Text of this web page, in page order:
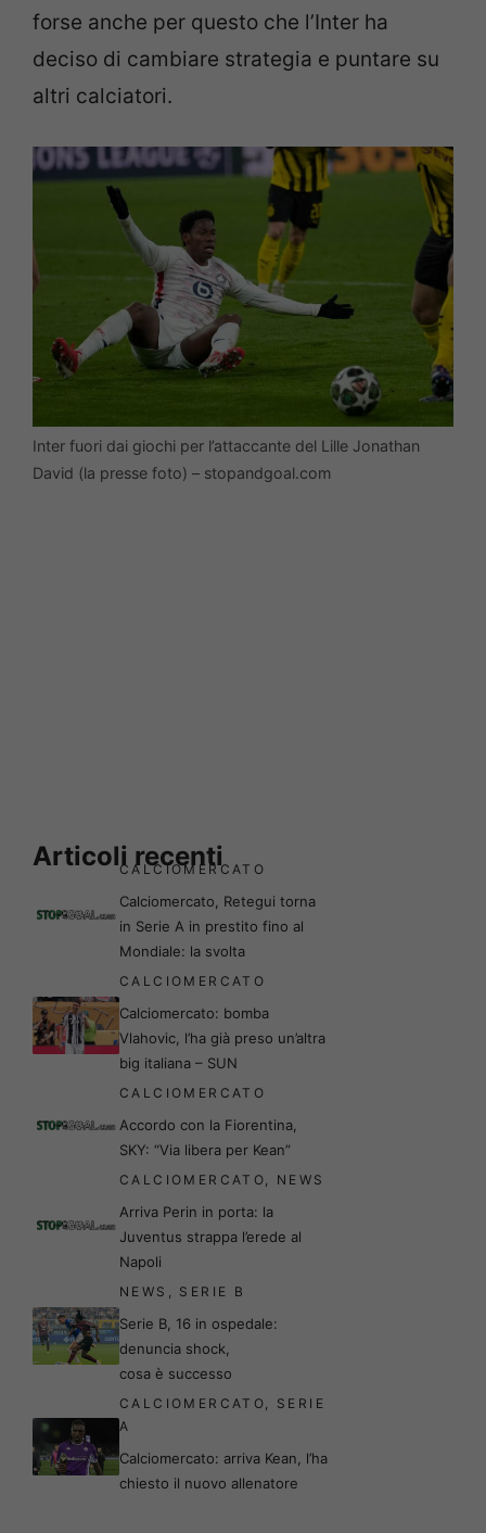
forse anche per questo che l’Inter ha
deciso di cambiare strategia e puntare su
altri calciatori.
Inter fuori dai giochi per l’attaccante del Lille Jonathan
David (la presse foto) – stopandgoal.com
Articoli recenti
CALCIOMERCATO
Calciomercato, Retegui torna
in Serie A in prestito fino al
Mondiale: la svolta
CALCIOMERCATO
Calciomercato: bomba
Vlahovic, l’ha già preso un’altra
big italiana – SUN
CALCIOMERCATO
Accordo con la Fiorentina,
SKY: “Via libera per Kean”
CALCIOMERCATO NEWS
Arriva Perin in porta: la
Juventus strappa l’erede al
Napoli
NEWS SERIE B
Serie B, 16 in ospedale:
denuncia shock,
cosa è successo
CALCIOMERCATO
SERIE
A
Calciomercato: arriva Kean, l’ha
chiesto il nuovo allenatore